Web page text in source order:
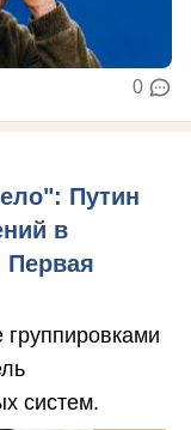
0
Путин
в
систем.